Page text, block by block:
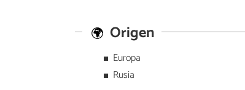
Origen
Europa
Rusia